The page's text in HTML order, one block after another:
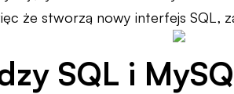
że stworzą nowy interfejs SQL,
SQL i